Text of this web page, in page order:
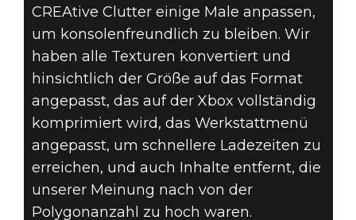
CREAtive Clutter einige Male anpassen,
um konsolenfreundlich zu bleiben. Wir
haben alle Texturen konvertiert und
hinsichtlich der Größe auf das Format
angepasst, das auf der Xbox vollständig
komprimiert wird, das Werkstattmenü
angepasst, um schnellere Ladezeiten zu
erreichen, und auch Inhalte entfernt, die
unserer Meinung nach von der
Polygonanzahl zu hoch waren.